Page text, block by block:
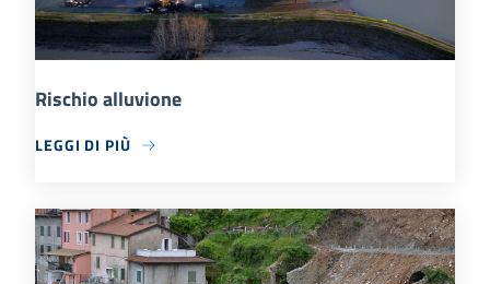
Rischio alluvione
LEGGI DI PIÙ